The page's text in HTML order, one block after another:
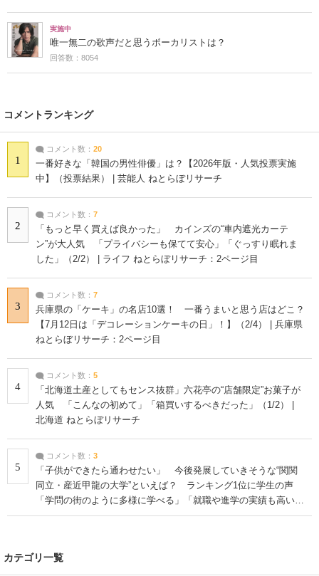
実施中
唯一無二の歌声だと思うボーカリストは？
回答数：8054
コメントランキング
1
コメント数： 20
一番好きな「韓国の男性俳優」は？【2026年版・人気投票実施
中】（投票結果） | 芸能人 ねとらぼリサーチ
2
コメント数： 7
「もっと早く買えば良かった」 カインズの“車内遮光カーテ
ン”が大人気 「プライバシーも保てて安心」「ぐっすり眠れま
した」（2/2） | ライフ ねとらぼリサーチ：2ページ目
3
コメント数： 7
兵庫県の「ケーキ」の名店10選！ 一番うまいと思う店はどこ？
【7月12日は「デコレーションケーキの日」！】（2/4） | 兵庫県
ねとらぼリサーチ：2ページ目
4
コメント数： 5
「北海道土産としてもセンス抜群」六花亭の“店舗限定”お菓子が
人気 「こんなの初めて」「箱買いするべきだった」（1/2） |
北海道 ねとらぼリサーチ
5
コメント数： 3
「子供ができたら通わせたい」 今後発展していきそうな“関関
同立・産近甲龍の大学”といえば？ ランキング1位に学生の声
「学問の街のように多様に学べる」「就職や進学の実績も高い」
| 大学 ねとらぼリサーチ
カテゴリ一覧